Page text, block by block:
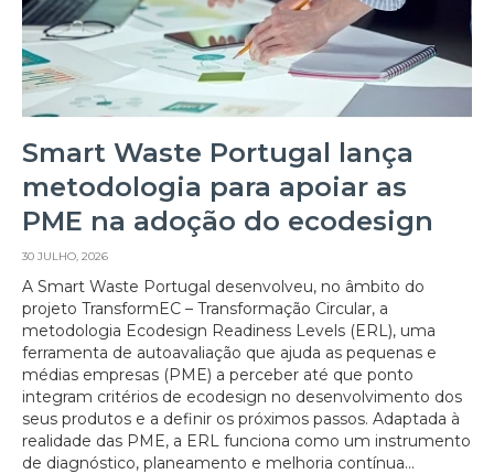
Smart Waste Portugal lança
metodologia para apoiar as
PME na adoção do ecodesign
30 JULHO, 2026
A Smart Waste Portugal desenvolveu, no âmbito do
projeto TransformEC – Transformação Circular, a
metodologia Ecodesign Readiness Levels (ERL), uma
ferramenta de autoavaliação que ajuda as pequenas e
médias empresas (PME) a perceber até que ponto
integram critérios de ecodesign no desenvolvimento dos
seus produtos e a definir os próximos passos. Adaptada à
realidade das PME, a ERL funciona como um instrumento
de diagnóstico, planeamento e melhoria contínua...